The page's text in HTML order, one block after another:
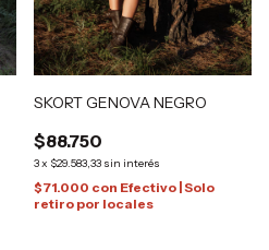
SKORT GENOVA NEGRO
$88.750
3x $29.583,33 sin interés
$71.000 con Efectivo | Solo
retiro por locales